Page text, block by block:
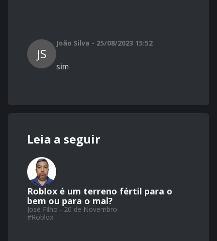
JS
João Silva - 25/08/2023 15:52
sim
Leia a seguir
Roblox é um terreno fértil para o
bem ou para o mal?
José Filho - 20 de Novembro
#Roblox